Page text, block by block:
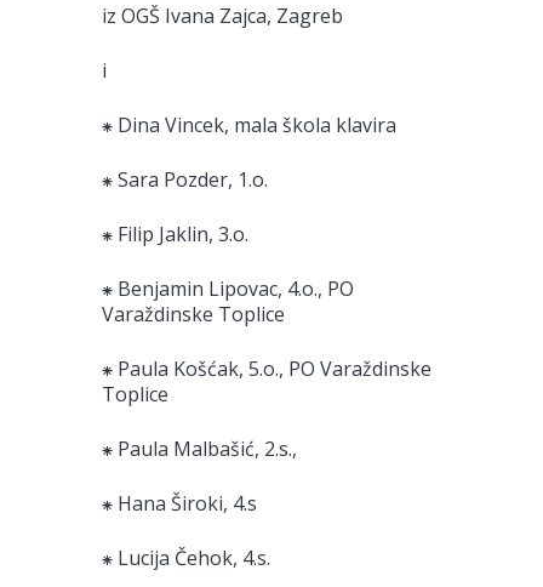
iz OGŠ Ivana Zajca, Zagreb
i
⁕ Dina Vincek, mala škola klavira
⁕ Sara Pozder, 1.o.
⁕ Filip Jaklin, 3.o.
⁕ Benjamin Lipovac, 4.o., PO
Varaždinske Toplice
⁕ Paula Košćak, 5.o., PO Varaždinske
Toplice
⁕ Paula Malbašić, 2.s.,
⁕ Hana Široki, 4.s
⁕ Lucija Čehok, 4.s.